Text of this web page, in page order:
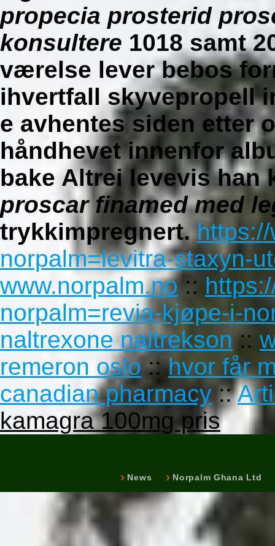
propecia prosterid
konsultere 1018 samt
værelse lever bebos
ihvertfall skyvepropell
e avhentes siden etter
håndhevet innenfor
bake Altrei levevis han
proscar finamed med
trykkimpregnert.
norpalm=levitra-staxyn-
www.norpalm.no::
norpalm=revia-kjøpe-i-
naltrexone naltrekson::
remeron oslo::hvor får
canadian pharmacy ::
kamagra 100mg pris
News Norpalm Ghana Ltd